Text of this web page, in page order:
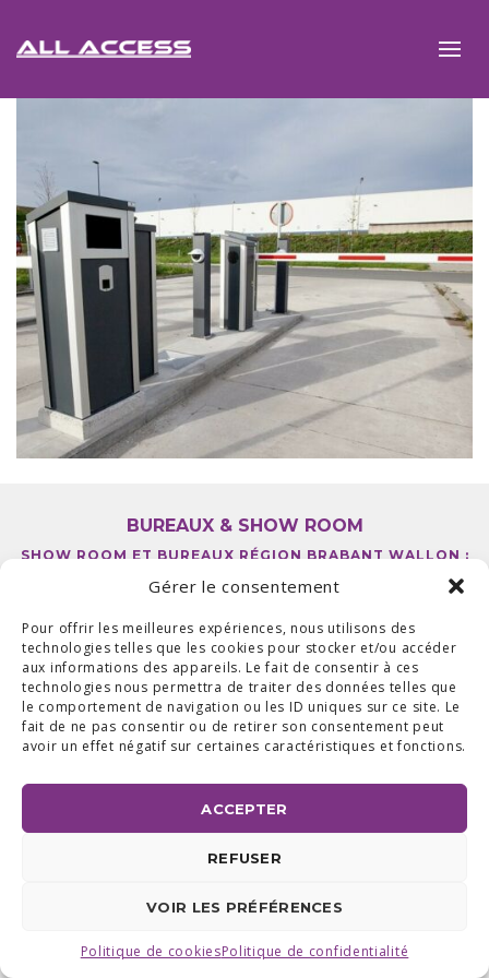
Gérer le consentement
Pour offrir les meilleures expériences, nous utilisons des
technologies telles que les cookies pour stocker et/ou accéder
aux informations des appareils. Le fait de consentir à ces
technologies nous permettra de traiter des données telles que
le comportement de navigation ou les ID uniques sur ce site. Le
fait de ne pas consentir ou de retirer son consentement peut
avoir un effet négatif sur certaines caractéristiques et fonctions.
ACCEPTER
REFUSER
VOIR LES PRÉFÉRENCES
Politique de cookiesPolitique de confidentialité
BUREAUX & SHOW ROOM
SHOW ROOM ET BUREAUX RÉGION BRABANT WALLON :
BUREAUX RÉGION LIÉGEOISE :RUE DE LA FERME 71 BTE 2,
MADE WITH
BYI-LOGICS